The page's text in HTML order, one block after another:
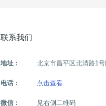
联系我们
地址 : 北京市昌平区北清路1
电话 : 点击查看
微信 : 见右侧二维码